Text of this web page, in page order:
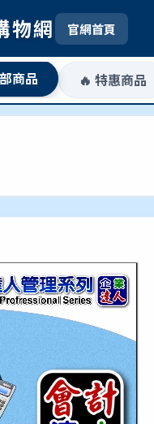
物網 官網首頁
商品 🔥 特惠商品